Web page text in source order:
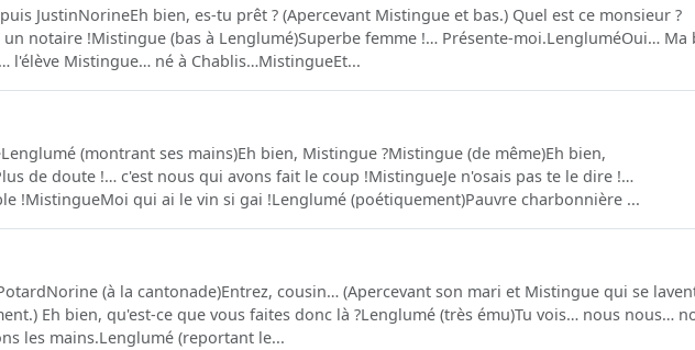
JustinNorineEh bien, es-tu prêt ? (Apercevant Mistingue et bas.) Quel est ce monsieur ?
un notaire !Mistingue (bas à Lenglumé)Superbe femme !… Présente-moi.LengluméOui… Ma
l'élève Mistingue… né à Chablis…MistingueEt...
(montrant ses mains)Eh bien, Mistingue ?Mistingue (de même)Eh bien,
de doute !… c'est nous qui avons fait le coup !MistingueJe n'osais pas te le dire !…
!MistingueMoi qui ai le vin si gai !Lenglumé (poétiquement)Pauvre charbonnière ...
(à la cantonade)Entrez, cousin… (Apercevant son mari et Mistingue qui se
Eh bien, qu'est-ce que vous faites donc là ?Lenglumé (très ému)Tu vois… nous nous…
les mains.Lenglumé (reportant le...